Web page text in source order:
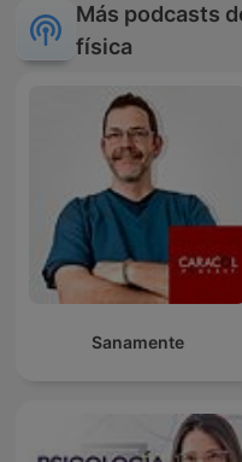
Más podcasts
física
Sanamente